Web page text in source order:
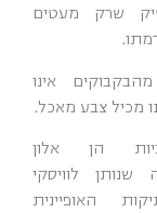
שרק מעטים
אינו
מכיל צבע מאכל.
הן אלון
שנותן לוויסקי
האופיינית